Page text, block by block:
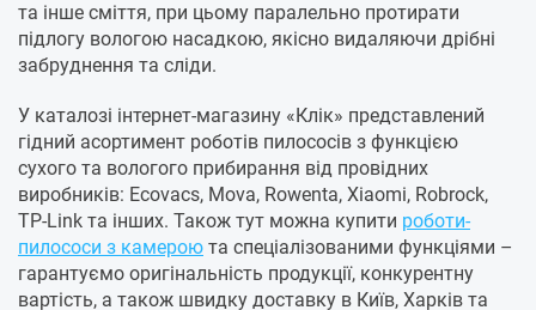
та інше сміття, при цьому паралельно протирати
підлогу вологою насадкою, якісно видаляючи дрібні
забруднення та сліди.
У каталозі інтернет-магазину «Клік» представлений
гідний асортимент роботів пилососів з функцією
сухого та вологого прибирання від провідних
виробників: Ecovacs, Mova, Rowenta, Xiaomi, Robrock,
TP-Link та інших. Також тут можна купити роботи-
пилососи з камерою та спеціалізованими функціями –
гарантуємо оригінальність продукції, конкурентну
вартість, а також швидку доставку в Київ, Харків та